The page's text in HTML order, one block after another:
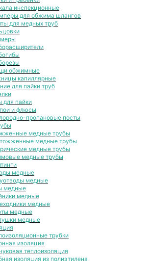
инспекционные
для обжима шлангов
для медных труб
обжимные
капиллярные
для пайки труб
для пайки
и флюсы
пропановые посты
медные трубы
медные трубы
медные трубы
медные трубы
медные
медные
медные
медные
медные
медные
медные
трубки
изоляция
теплоизоляция
изоляция из полиэтилена